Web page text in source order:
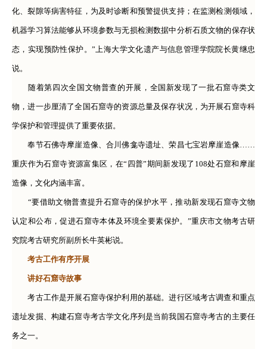
化、裂隙等病害特征，为及时诊断和预警提供支持；在监测检测领域，
机器学习算法能够从环境参数与无损检测数据中分析石质文物的保存状
态，实现预防性保护。”上海大学文化遗产与信息管理学院院长黄继忠
说。
随着第四次全国文物普查的开展，全国新发现了一批石窟寺类文
物，进一步厘清了全国石窟寺的资源总量及保存状况，为开展石窟寺科
学保护和管理提供了重要依据。
奉节石佛寺摩崖造像、合川佛龛寺遗址、荣昌七宝岩摩崖造像……
重庆作为石窟寺资源富集区，在“四普”期间新发现了108处石窟和摩崖
造像，文化内涵丰富。
“要借助文物普查提升石窟寺的保护水平，推动新发现石窟寺文物
认定和公布，促进石窟寺本体及环境全要素保护。”重庆市文物考古研
究院考古研究所副所长牛英彬说。
考古工作有序开展
讲好石窟寺故事
考古工作是开展石窟寺保护利用的基础。进行区域考古调查和重点
遗址发掘、构建石窟寺考古学文化序列是当前我国石窟寺考古的主要任
务之一。